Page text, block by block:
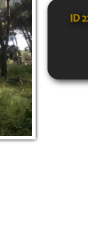
ID